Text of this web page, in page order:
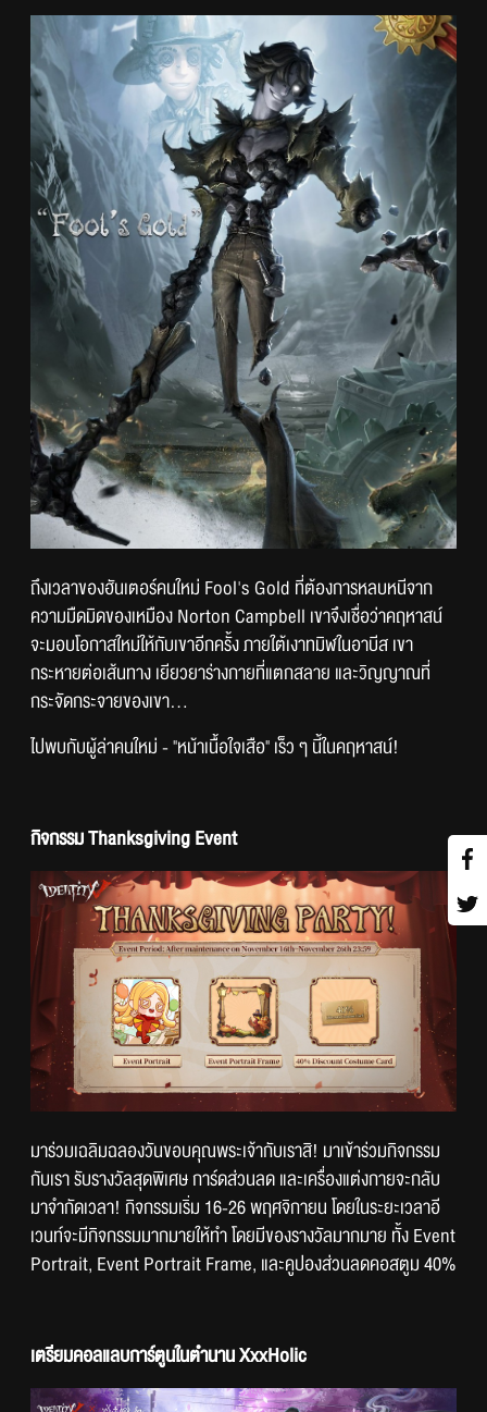
ถึงเวลาของฮันเตอร์คนใหม่ Fool's Gold ที่ต้องการหลบหนีจาก
ความมืิดมิดของเหมือง Norton Campbell เขาจึงเชื่อว่าคฤหาสน์
จะมอบโอกาสใหม่ให้กับเขาอีกครั้ง ภายใต้เงาทมิฬในอาบีส เขา
กระหายต่อเส้นทาง เยียวยาร่างกายที่แตกสลาย และวิญญาณที่
กระจัดกระจายของเขา...
ไปพบกับผู้ล่าคนใหม่ - "หน้าเนื้อใจเสือ" เร็ว ๆ นี้ในคฤหาสน์!
กิจกรรม Thanksgiving Event
มาร่วมเฉลิมฉลองวันขอบคุณพระเจ้ากับเราสิ! มาเข้าร่วมกิจกรรม
กับเรา รับรางวัลสุดพิเศษ การ์ดส่วนลด และเครื่องแต่งกายจะกลับ
มาจำกัดเวลา! กิจกรรมเริ่ม 16-26 พฤศจิกายน โดยในระยะเวลาอี
เวนท์จะมีกิจกรรมมากมายให้ทำ โดยมีของรางวัลมากมาย ทั้ง Event
Portrait, Event Portrait Frame, และคูปองส่วนลดคอสตูม 40%
เตรียมคอลแลบการ์ตูนในตำนาน XxxHolic